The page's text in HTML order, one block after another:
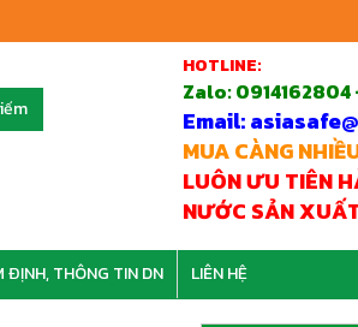
HOTLINE:
Zalo:0914162804
Email:
MUA CÀNG
LUÔN ƯU TIÊN
NƯỚC SẢN
ĐỊNH, THÔNG TIN DN LIÊN HỆ